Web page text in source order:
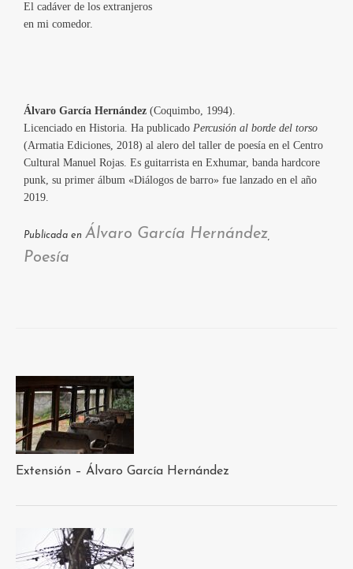
El cadáver de los extranjeros
en mi comedor.
Álvaro García Hernández (Coquimbo, 1994).
Licenciado en Historia. Ha publicado Percusión al borde del torso
(Armatia Ediciones, 2018) al alero del taller de poesía en el Centro
Cultural Manuel Rojas. Es guitarrista en Exhumar, banda hardcore
punk, su primer álbum «Diálogos de barro» fue lanzado en el año
2019.
Publicada en Álvaro García Hernández
Poesía
Extensión – Álvaro García Hernández